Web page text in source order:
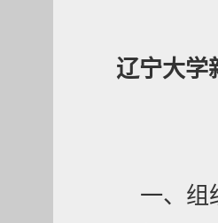
辽宁大学
一、组